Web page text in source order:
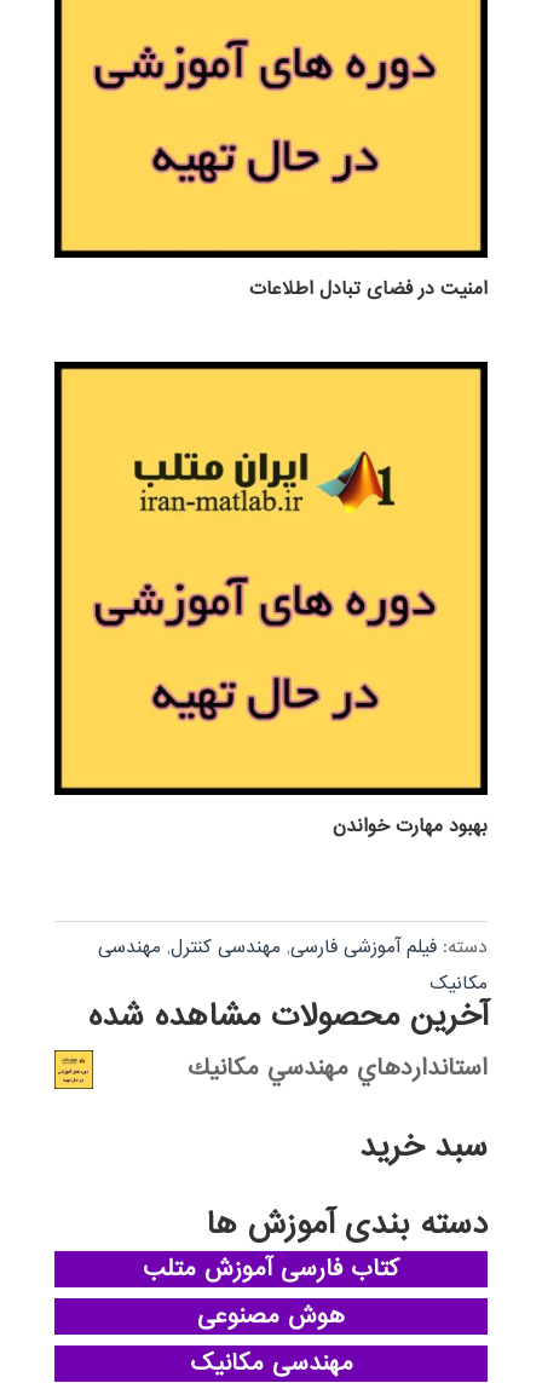
امنیت در فضای تبادل اطلاعات
بهبود مهارت خواندن
دسته: فیلم آموزشی فارسی, مهندسی کنترل, مهندسی
مکانیک
آخرین محصولات مشاهده شده
استانداردهاي مهندسي مكانيك
سبد خرید
دسته بندی آموزش ها
کتاب فارسی آموزش متلب
هوش مصنوعی
مهندسی مکانیک